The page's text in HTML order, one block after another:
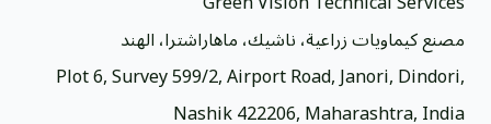
مصنع كيماويات زراعية، ناشيك، ماهاراشترا، الهند
Plot 6, Survey 599/2, Airport Road, Janori, Dindori,
Nashik 422206, Maharashtra, India